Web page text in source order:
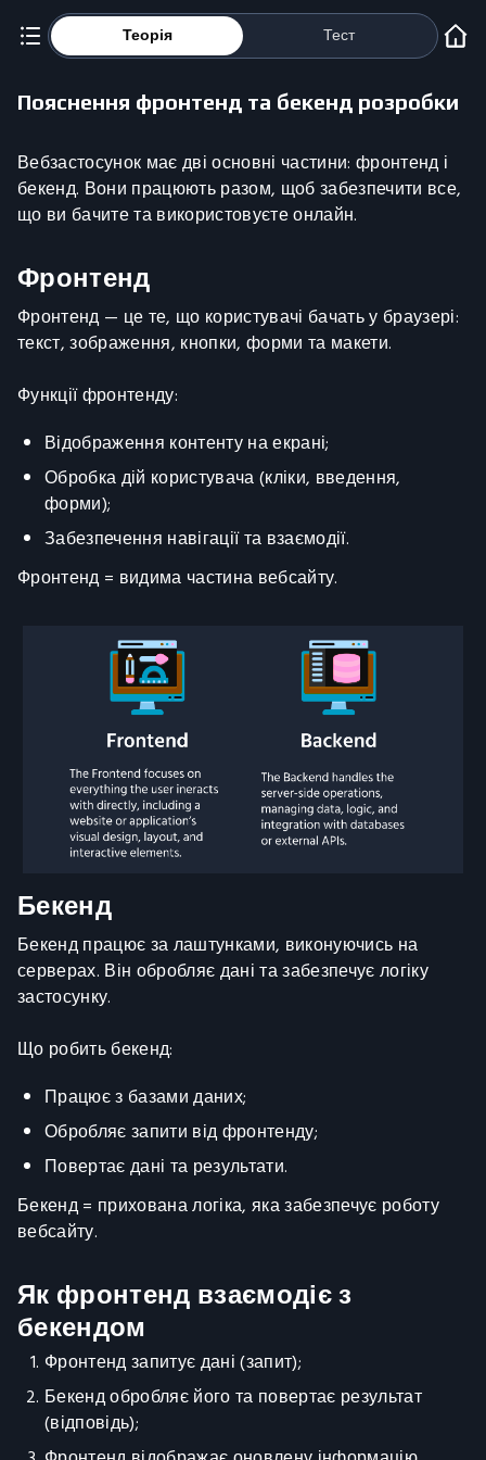
Теорія Тест
Пояснення фронтенд та бекенд розробки
Вебзастосунок має дві основні частини: фронтенд і
бекенд. Вони працюють разом, щоб забезпечити все,
що ви бачите та використовуєте онлайн.
Фронтенд
Фронтенд — це те, що користувачі бачать у браузері:
текст, зображення, кнопки, форми та макети.
Функції фронтенду:
Відображення контенту на екрані;
Обробка дій користувача (кліки, введення,
форми);
Забезпечення навігації та взаємодії.
Фронтенд = видима частина вебсайту.
Бекенд
Бекенд працює за лаштунками, виконуючись на
серверах. Він обробляє дані та забезпечує логіку
застосунку.
Що робить бекенд:
Працює з базами даних;
Обробляє запити від фронтенду;
Повертає дані та результати.
Бекенд = прихована логіка, яка забезпечує роботу
вебсайту.
Як фронтенд взаємодіє з
бекендом
Фронтенд запитує дані (запит);
Бекенд обробляє його та повертає результат
(відповідь);